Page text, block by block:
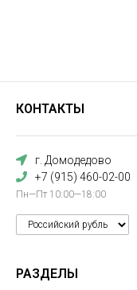
КОНТАКТЫ
г. Домодедово
+7 (915) 460-02-00
Пн—Пт 10:00—18:00
РАЗДЕЛЫ